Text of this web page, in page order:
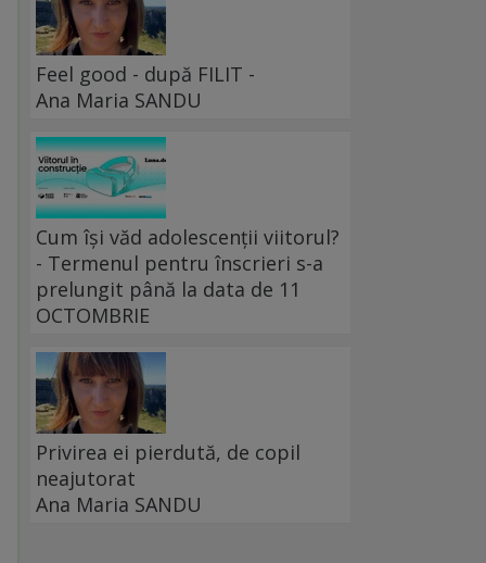
Feel good - după FILIT -
Ana Maria SANDU
Cum își văd adolescenții viitorul?
- Termenul pentru înscrieri s-a
prelungit până la data de 11
OCTOMBRIE
Privirea ei pierdută, de copil
neajutorat
Ana Maria SANDU